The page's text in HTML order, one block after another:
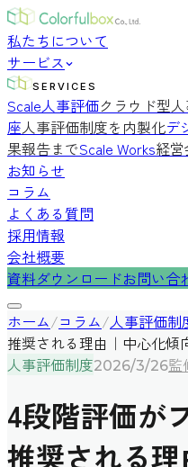
私たちについて
サービス
SERVICES
Scale人事評価クラウド型
座人事評価制度を内製化デ
果報告までScale Works経
お知らせ
コラム
よくある質問
採用情報
会社概要
資料ダウンロードお問い合
ホーム/コラム/人事評価制
推奨される理由｜中心化傾
人事評価制度2026/3/26監
4段階評価が
推奨される